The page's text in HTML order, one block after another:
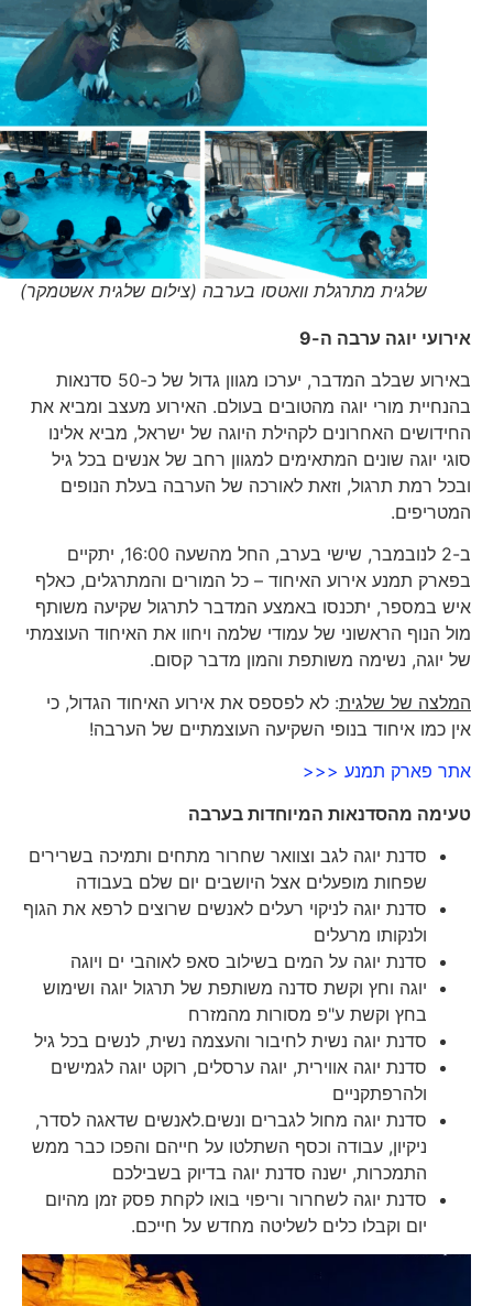
שלגית מתרגלת וואטסו בערבה (צילום שלגית אשטמקר)
אירועי יוגה ערבה ה-9
באירוע שבלב המדבר, יערכו מגוון גדול של כ-50 סדנאות
בהנחיית מורי יוגה מהטובים בעולם. האירוע מעצב ומביא את
החידושים האחרונים לקהילת היוגה של ישראל, מביא אלינו
סוגי יוגה שונים המתאימים למגוון רחב של אנשים בכל גיל
ובכל רמת תרגול, וזאת לאורכה של הערבה בעלת הנופים
המטריפים.
ב-2 לנובמבר, שישי בערב, החל מהשעה 16:00, יתקיים
בפארק תמנע אירוע האיחוד – כל המורים והמתרגלים, כאלף
איש במספר, יתכנסו באמצע המדבר לתרגול שקיעה משותף
מול הנוף הראשוני של עמודי שלמה ויחוו את האיחוד העוצמתי
של יוגה, נשימה משותפת והמון מדבר קסום.
המלצה של שלגית: לא לפספס את אירוע האיחוד הגדול, כי
אין כמו איחוד בנופי השקיעה העוצמתיים של הערבה!
אתר פארק תמנע <<<
טעימה מהסדנאות המיוחדות בערבה
סדנת יוגה לגב וצוואר שחרור מתחים ותמיכה בשרירים
שפחות מופעלים אצל היושבים יום שלם בעבודה
סדנת יוגה לניקוי רעלים לאנשים שרוצים לרפא את הגוף
ולנקותו מרעלים
סדנת יוגה על המים בשילוב סאפ לאוהבי ים ויוגה
יוגה וחץ וקשת סדנה משותפת של תרגול יוגה ושימוש
בחץ וקשת ע"פ מסורות מהמזרח
סדנת יוגה נשית לחיבור והעצמה נשית, לנשים בכל גיל
סדנת יוגה אווירית, יוגה ערסלים, רוקט יוגה לגמישים
ולהרפתקניים
סדנת יוגה מחול לגברים ונשים.לאנשים שדאגה לסדר,
ניקיון, עבודה וכסף השתלטו על חייהם והפכו כבר ממש
התמכרות, ישנה סדנת יוגה בדיוק בשבילכם
סדנת יוגה לשחרור וריפוי בואו לקחת פסק זמן מהיום
יום וקבלו כלים לשליטה מחדש על חייכם.